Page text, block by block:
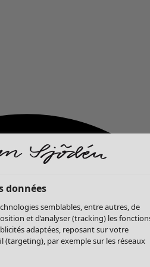
données
semblables, entre autres, de
et d’analyser (tracking) les
adaptées, reposant sur votre
par exemple sur les réseaux